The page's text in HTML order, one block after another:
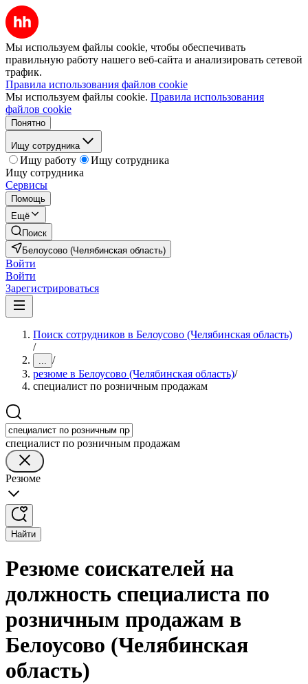
Мы используем файлы cookie, чтобы обеспечивать
правильную работу нашего веб-сайта и анализировать сетевой
трафик.
Правила использования файлов cookie
Мы используем файлы cookie. Правила использования
файлов cookie
Понятно
Ищу сотрудника
Ищу работу
Ищу сотрудника
Ищу сотрудника
Сервисы
Помощь
Ещё
Поиск
Белоусово (Челябинская область)
Войти
Войти
Зарегистрироваться
Поиск сотрудников в Белоусово (Челябинская область)
/
... /
резюме в Белоусово (Челябинская область)/
специалист по розничным продажам
специалист по розничным продажам
Резюме
Найти
Резюме соискателей на
должность специалиста по
розничным продажам в
Белоусово (Челябинская
область)